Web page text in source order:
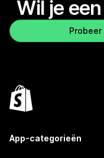
Wil je
App-categorieën